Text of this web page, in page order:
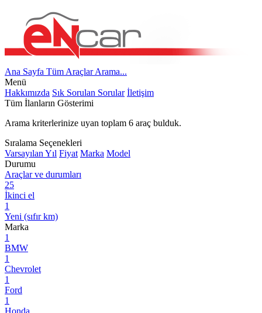
Ana Sayfa Tüm AraçlarArama...
Menü
Hakkımızda Sık Sorulan Sorular İletişim
Tüm İlanların Gösterimi
Arama kriterlerinize uyan toplam 6 araç bulduk.
Sıralama Seçenekleri
Varsayılan Yıl Fiyat Marka Model
Durumu
Araçlar ve durumları
25
İkinci el
1
Yeni (sıfır km)
Marka
1
BMW
1
Chevrolet
1
Ford
1
Honda